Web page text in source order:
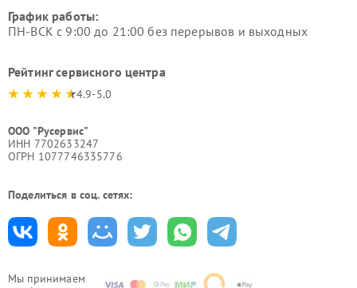
Мы принимаем
График работы:
ПН-ВСК с 9:00 до 21:00 без перерывов и выходных
Рейтинг сервисного центра
4.9-5.0
ООО "Русервис"
ИНН 7702633247
ОГРН 1077746335776
Поделиться в соц. сетях: